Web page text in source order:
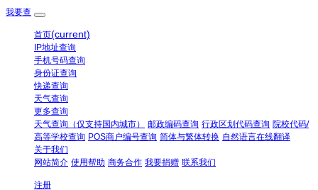
我要查
首页(current)
IP地址查询
手机号码查询
身份证查询
快递查询
天气查询
更多查询
天气查询（仅支持国内城市）
邮政编码查询 行政区划代码查询 院校代码/
高等学校查询 POS商户编号查询 简体与繁体转换 自然语言在线翻译
关于我们
网站简介 使用帮助 商务合作 我要捐赠 联系我们
注册